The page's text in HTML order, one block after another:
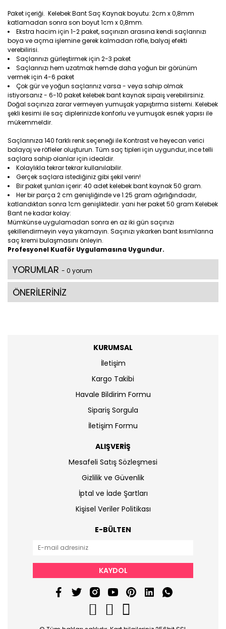
Paket içeriği. Kelebek Bant Saç Kaynak boyutu: 2cm x 0,8mm
katlamadan sonra son boyut 1cm x 0,8mm.
Ekstra hacim için 1-2 paket, saçınızın arasına kendi saçlarınızı
boya ve açma işlemine gerek kalmadan röfle, balyaj efekti
verebilirisi.
Saçlarınızı gürleştirmek için 2-3 paket
Saçlarınızı hem uzatmak hemde daha yoğun bir görünüm
vermek için 4-6 paket
Çok gür ve yoğun saçlarınız varsa - veya sahip olmak
istiyorsanız - 6-10 paket kelebek bant kaynak sipaiş verebilirsiniz.
Doğal saçınıza zarar vermeyen yumuşak yapıştırma sistemi. Kelebek
şekli kesimi ile saç diplerinizde konforlu ve yumuşak esnek yapısı ile
mükemmeldir.
Saçlarınıza 140 farklı renk seçeneği ile Kontrast ve heyecan verici
balayaj ve röfleler oluşturun. Tüm saç tipleri için uygundur, ince telli
saçlara sahip olanlar için idealdir.
Kolaylıkla tekrar tekrar kullanılabilir.
Gerçek saçlara istediğiniz gibi şekil verin!
Bir paket şunları içerir: 40 adet kelebek bant kaynak 50 gram.
Her bir parça 2 cm genişliğinde ve 1.25 gram ağırlığındadır,
katlandıktan sonra 1cm genişliktedir. yani her paket 50 gram Kelebek
Bant ne kadar kolay:
Mümkünse uygulamadan sonra en az iki gün saçınızı
şekillendirmeyin veya yıkamayın. Saçınızı yıkarken bant kısımlarına
saç kremi bulaşmasını önleyin.
Profesyonel Kuaför Uygulamasına Uygundur.
YORUMLAR - 0 yorum
ÖNERİLERİNİZ
KURUMSAL
İletişim
Kargo Takibi
Havale Bildirim Formu
Sipariş Sorgula
İletişim Formu
ALIŞVERİŞ
Mesafeli Satış Sözleşmesi
Gizlilik ve Güvenlik
İptal ve İade Şartları
Kişisel Veriler Politikası
E-BÜLTEN
KAYDOL